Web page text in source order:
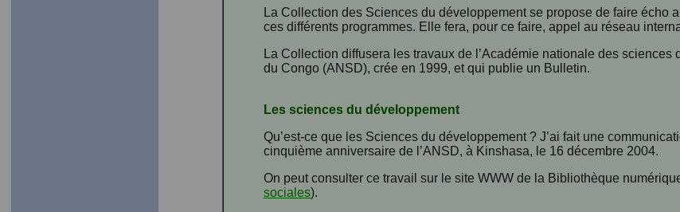
La Collection des Sciences du développement se propose de faire écho
ces différents programmes. Elle fera, pour ce faire, appel au réseau
La Collection diffusera les travaux de l’Académie nationale des
du Congo (ANSD), crée en 1999, et qui publie un Bulletin.
Les sciences du développement
Qu’est-ce que les Sciences du développement ? J’ai fait une
cinquième anniversaire de l’ANSD, à Kinshasa, le 16 décembre 2004.
On peut consulter ce travail sur le site WWW de la Bibliothèque
sociales).